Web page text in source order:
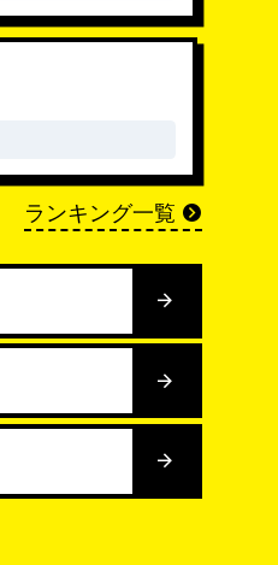
ランキング一覧